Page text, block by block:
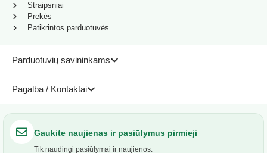
Parduotuvių savininkams
Pagalba / Kontaktai
Straipsniai
Prekės
Patikrintos parduotuvės
Gaukite naujienas ir pasiūlymus pirmieji
Tik naudingi pasiūlymai ir naujienos.